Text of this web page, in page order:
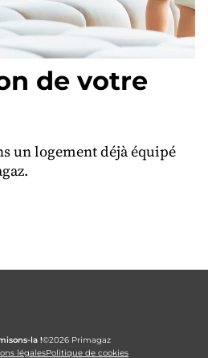
dans le
de votre
un logement déjà équipé
la !©2026 Primagaz
légalesPolitique de cookies